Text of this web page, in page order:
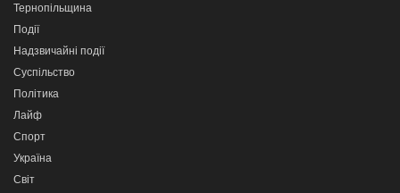
Тернопільщина
Події
Надзвичайні події
Суспільство
Політика
Лайф
Спорт
Україна
Світ